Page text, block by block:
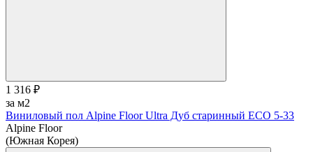
1 316 ₽
за м2
Виниловый пол Alpine Floor Ultra Дуб старинный ЕСО 5-33
Alpine Floor
(Южная Корея)